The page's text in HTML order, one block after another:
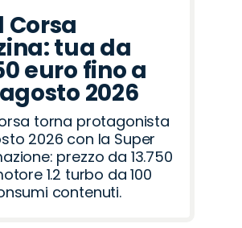
Corsa
tua da
euro fino a
2026
torna protagonista
2026 con la Super
prezzo da 13.750
1.2 turbo da 100
contenuti.